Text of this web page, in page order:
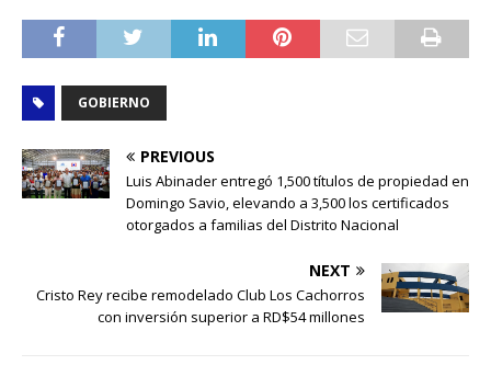
GOBIERNO
PREVIOUS
Luis Abinader entregó 1,500 títulos de propiedad en
Domingo Savio, elevando a 3,500 los certificados
otorgados a familias del Distrito Nacional
NEXT
Cristo Rey recibe remodelado Club Los Cachorros
con inversión superior a RD$54 millones